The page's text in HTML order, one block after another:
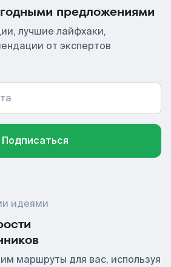
предложениями
лучшие лайфхаки,
от экспертов
Подписаться
идеями
маршруты для вас, используя